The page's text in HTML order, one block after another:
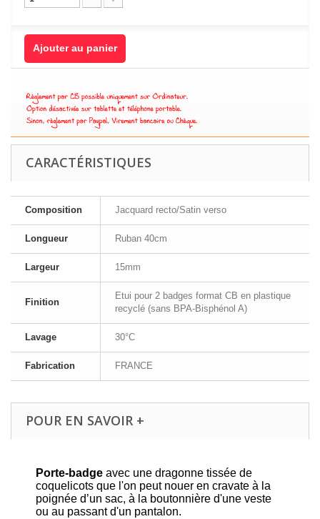
Ajouter au panier
CARACTÉRISTIQUES
Composition Jacquard recto/Satin verso
Longueur Ruban 40cm
Largeur 15mm
Finition
Etui pour 2 badges format CB en plastique
recyclé (sans BPA-Bisphénol A)
Lavage 30°C
Fabrication FRANCE
POUR EN SAVOIR +
Porte-badge avec une dragonne tissée de
coquelicots que l'on peut nouer en cravate à la
poignée d’un sac, à la boutonnière d'une veste
ou au passant d'un pantalon.